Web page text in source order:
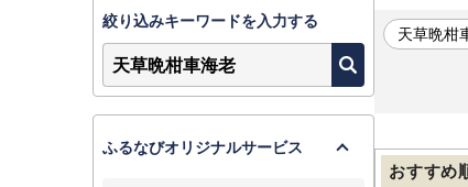
天草晩柑
おすすめ
絞り込みキーワードを入力する
ふるなびオリジナルサービス